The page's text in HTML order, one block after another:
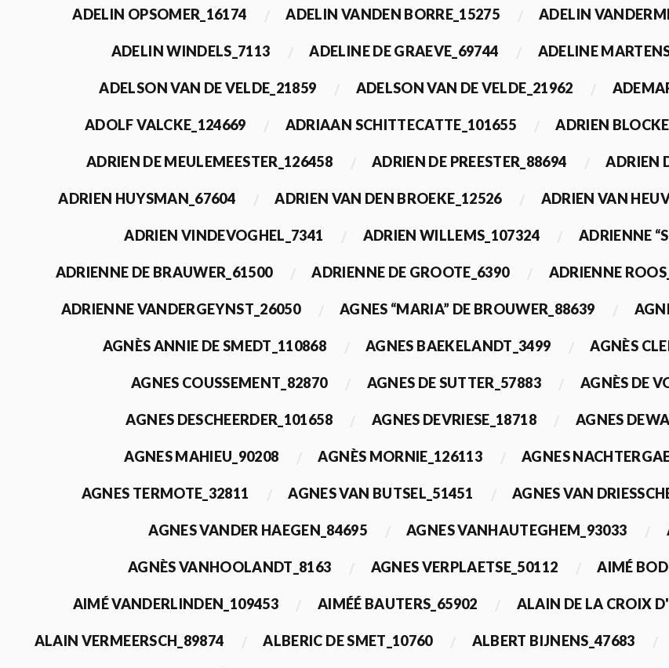
ADELIN OPSOMER_16174 ADELIN VANDEN BORRE_15275 ADELIN
ADELIN WINDELS_7113 ADELINE DE GRAEVE_69744 ADELINE
ADELSON VAN DE VELDE_21859 ADELSON VAN DE VELDE_21962
ADOLF VALCKE_124669 ADRIAAN SCHITTECATTE_101655 ADRIEN
ADRIEN DE MEULEMEESTER_126458 ADRIEN DE PREESTER_88694 ADRIEN
ADRIEN HUYSMAN_67604 ADRIEN VAN DEN BROEKE_12526 ADRIEN VAN
ADRIEN VINDEVOGHEL_7341 ADRIEN WILLEMS_107324 ADRIENNE
ADRIENNE DE BRAUWER_61500 ADRIENNE DE GROOTE_6390 ADRIENNE
ADRIENNE VANDERGEYNST_26050 AGNES “MARIA” DE BROUWER_88639
AGNÈS ANNIE DE SMEDT_110868 AGNES BAEKELANDT_3499 AGNÈS
AGNES COUSSEMENT_82870 AGNES DE SUTTER_57883 AGNÈS DE
AGNES DESCHEERDER_101658 AGNES DEVRIESE_18718 AGNES
AGNES MAHIEU_90208 AGNÈS MORNIE_126113 AGNES
AGNES TERMOTE_32811 AGNES VAN BUTSEL_51451 AGNES VAN
AGNES VANDER HAEGEN_84695 AGNES VANHAUTEGHEM_93033
AGNÈS VANHOOLANDT_8163 AGNES VERPLAETSE_50112 AIMÉ
AIMÉ VANDERLINDEN_109453 AIMÉÉ BAUTERS_65902 ALAIN DE LA CROIX
ALAIN VERMEERSCH_89874 ALBERIC DE SMET_10760 ALBERT BIJNENS_47683